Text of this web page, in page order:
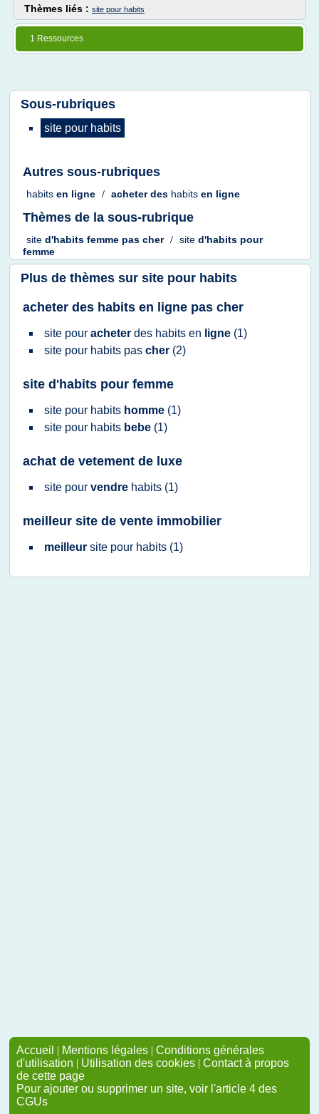
Thèmes liés : site pour habits
1 Ressources
Sous-rubriques
site pour habits
Autres sous-rubriques
habits en ligne / acheterdes habits en ligne
Thèmes de la sous-rubrique
site d'habits femme pas cher / site d'habits pour
femme
Plus de thèmes sur site pour habits
acheter des habits en ligne pas cher
site pour acheter des habits en ligne (1)
site pour habits pas cher (2)
site d'habits pour femme
site pour habits homme (1)
site pour habits bebe (1)
achat de vetement de luxe
site pour vendre habits (1)
meilleur site de vente immobilier
meilleur site pour habits (1)
Accueil | Mentions légales | Conditions générales
d'utilisation | Utilisation des cookies | Contact à propos
de cette page
Pour ajouter ou supprimer un site, voir l'article 4 des
CGUs